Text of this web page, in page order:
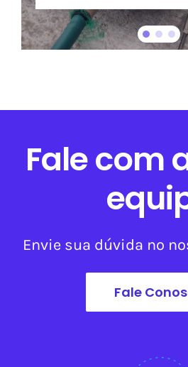
Fale com
Envie sua dúvida no
Fale